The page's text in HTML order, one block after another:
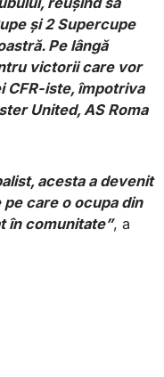
și 2 Supercupe
Pe lângă
victorii care vor
CFR-iste, împotriva
United, AS Roma
acesta a devenit
care o ocupa din
în comunitate”, a